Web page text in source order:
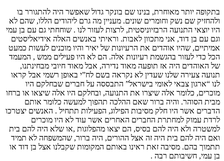
בתקופה יותר מאוחרת, בנינו שם בונקר גדול שאפשר היה להתגורר בו
ולהחזיק שם נשק וחומרים שונים. מעניין מה גרם ליהודים הללו, שהם לא
היו יוצאי התנועה הרבזיוניסטית, לרצות לעזור לנו . שוחחתי גם עם בן עמי
וגם עם בן דוד, אני מתכוון לאבות. וראיתי באנשים האלה אידיאליסטים
אמיתיים, שהיו אוהדים את הרעיונות של יאיר והיו מוכנים לעשות כמעט
הכל כדי לעזור בהגשמת רעיונות אלה. הם לא היו פעילים ממש , המעמד
של האוהדים היה אז תופעה מאוד נדירה, אבל מאוד חיובי מבחינתנו,
תנועה צעירה שלנו שעדין לא נקראה בשם לח”י באופן רשמי אבל קראו
לנו “ארגון צבאי לאומי בישראל” התבססה על חברים שבחלקם היו
מוכרים, כלומר אלה שיצרו את התנועה, ובחלקם היו אלה שיצאו או ברחו
מבית הסוהר. והיה ברור שאם ההלכה תהפוך למעשה כלומר אותם
הדברים אשר היו חלק מסיבות הפילוג, הפעילות תתחיל . האנשים יצטרכו
לרדת עמוק למחתרת החברים האחרים אשר עוד לא היו מוכרים
למשטרה ולא היה להם בסיס, הם יצאו מהפלוגות ,או שלא היה להם בית
ואם היה להם בית היה זה אצל ההורים, היה ברור, שהמשפחה לא תמיד
תתמוך בהם. מסיבה זאת ראינו באותם המקומות שקבלנו אצל בן דוד או
בן עמי, חשיבותם רבה .